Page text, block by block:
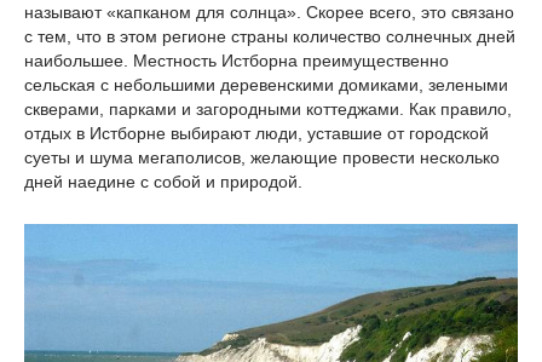
называют «капканом для солнца». Скорее всего, это связано
с тем, что в этом регионе страны количество солнечных дней
наибольшее. Местность Истборна преимущественно
сельская с небольшими деревенскими домиками, зелеными
скверами, парками и загородными коттеджами. Как правило,
отдых в Истборне выбирают люди, уставшие от городской
суеты и шума мегаполисов, желающие провести несколько
дней наедине с собой и природой.